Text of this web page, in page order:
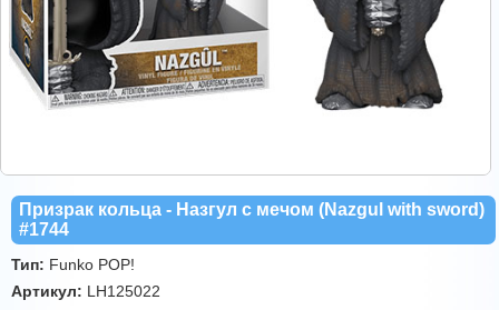
Призрак кольца - Назгул с мечом (Nazgul with sword)
#1744
Тип: Funko POP!
Артикул: LH125022